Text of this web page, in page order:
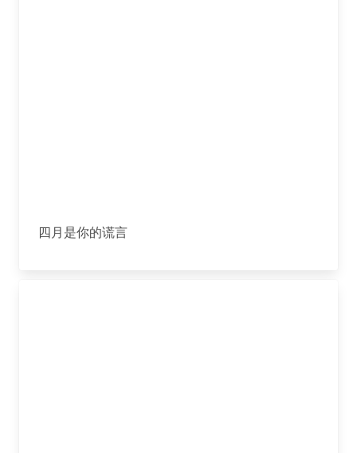
四月是你的谎言